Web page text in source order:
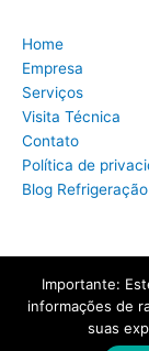
Home
Empresa
Serviços
Visita Técnica
Contato
Política de
Blog Refrigeração
Copyright © 2026
Importante:
informações de
suas